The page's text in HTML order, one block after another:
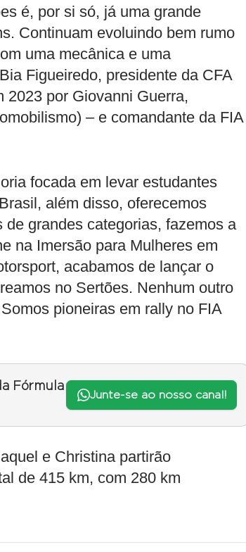
é, por si só, já uma grande
Continuam evoluindo bem rumo
uma mecânica e uma
Figueiredo, presidente da CFA
2023 por Giovanni Guerra,
– e comandante da FIA
focada em levar estudantes
além disso, oferecemos
grandes categorias, fazemos a
na Imersão para Mulheres em
acabamos de lançar o
no Sertões. Nenhum outro
pioneiras em rally no FIA
Fórmula
Junte-se ao nosso canal!
e Christina partirão
de 415 km, com 280 km